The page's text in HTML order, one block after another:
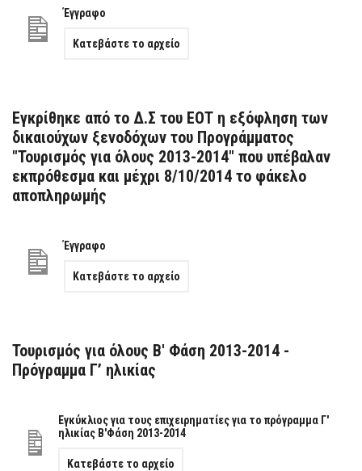
Έγγραφο
Κατεβάστε το αρχείο
Εγκρίθηκε από το Δ.Σ του ΕΟΤ η εξόφληση των
δικαιούχων ξενοδόχων του Προγράμματος
"Τουρισμός για όλους 2013-2014" που υπέβαλαν
εκπρόθεσμα και μέχρι 8/10/2014 το φάκελο
αποπληρωμής
Έγγραφο
Κατεβάστε το αρχείο
Τουρισμός για όλους Β' Φάση 2013-2014 -
Πρόγραμμα Γ’ ηλικίας
Εγκύκλιος για τους επιχειρηματίες για το πρόγραμμα Γ'
ηλικίας Β'Φάση 2013-2014
Κατεβάστε το αρχείο